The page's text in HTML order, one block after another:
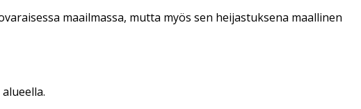
maailmassa, mutta myös sen heijastuksena maallinen